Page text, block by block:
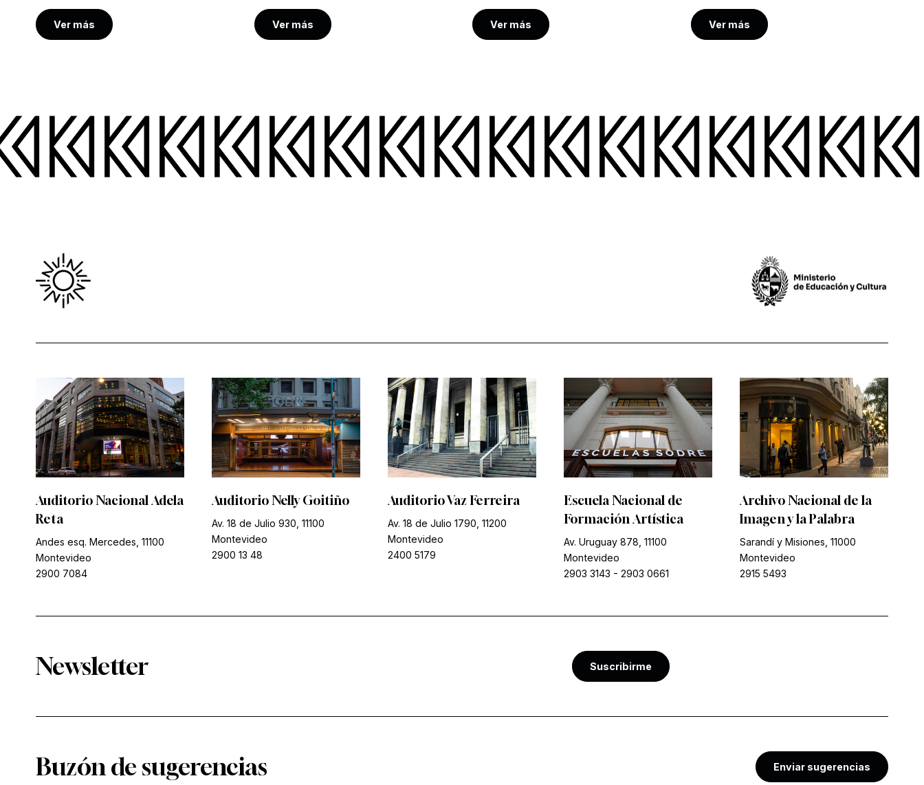
Ver más Ver más Ver más Ver más
Auditorio Nacional Adela
Reta
Andes esq. Mercedes, 11100
Montevideo
2900 7084
Auditorio Nelly Goitiño
Av. 18 de Julio 930, 11100
Montevideo
2900 13 48
Auditorio Vaz Ferreira
Av. 18 de Julio 1790, 11200
Montevideo
2400 5179
Escuela Nacional de
Formación Artística
Av. Uruguay 878, 11100
Montevideo
2903 3143 - 2903 0661
Archivo Nacional de la
Imagen y la Palabra
Sarandí y Misiones, 11000
Montevideo
2915 5493
Newsletter Suscribirme
Buzón de sugerencias Enviar sugerencias